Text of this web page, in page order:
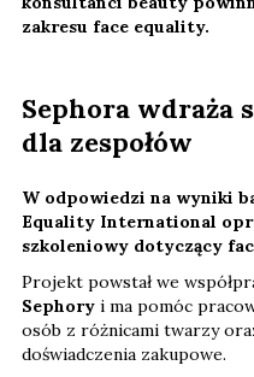
zakresu face equality.
Sephora wdraża
dla zespołów
W odpowiedzi na wyniki
Equality International
szkoleniowy dotyczący
Projekt powstał we
Sephory i ma pomóc
osób z różnicami twarzy
doświadczenia zakupowe.